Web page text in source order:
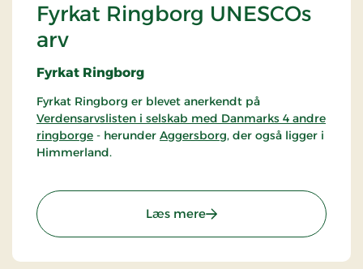
Fyrkat Ringborg UNESCOs
arv
Fyrkat Ringborg
Fyrkat Ringborg er blevet anerkendt på
Verdensarvslisten i selskab med Danmarks 4 andre
ringborge - herunder Aggersborg, der også ligger i
Himmerland.
Vikingemuseum
Museer.
Fyrkat Ringborg, en imponerende vikingeborg
Læs mere: Fyrkat Ringborg